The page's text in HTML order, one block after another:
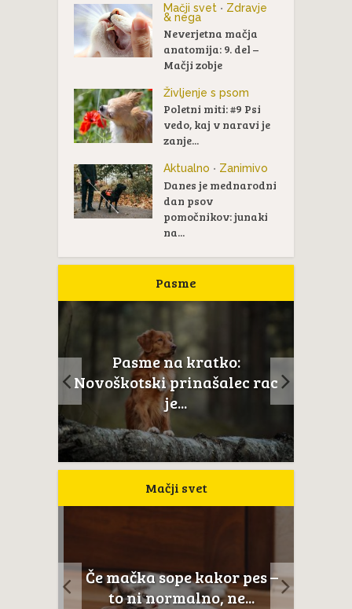
Mačji svet • Zdravje
& nega
Neverjetna mačja
anatomija: 9. del –
Mačji zobje
Življenje s psom
Poletni miti: #9 Psi
vedo, kaj v naravi je
zanje...
Aktualno • Zanimivo
Danes je mednarodni
dan psov
pomočnikov: junaki
na...
Pasme
Pasme na kratko:
Novoškotski prinašalec rac
je...
Mačji svet
Če mačka sope kakor pes –
to ni normalno, ne...